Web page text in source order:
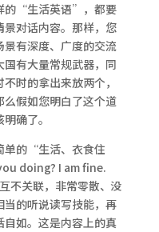
的“生活英语”，都要
对话内容。那样，您
有深度、广度的交流
有大量常规武器，同
时的拿出来放两个，
假如您明白了这个道
确了。
单的“生活、衣食住
doing? I am fine.
不关联，非常零散、没
的听说读写技能，再
如。这是内容上的真